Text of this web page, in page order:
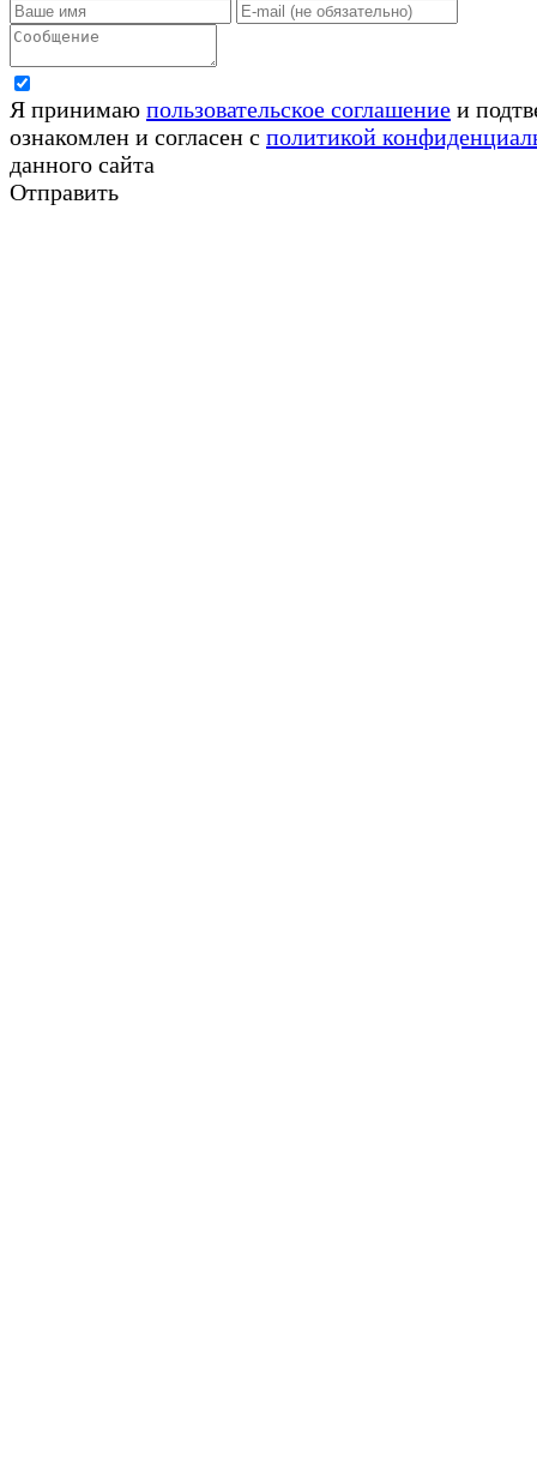
Я принимаю пользовательское соглашение и
ознакомлен и согласен с политикой
данного сайта
Отправить